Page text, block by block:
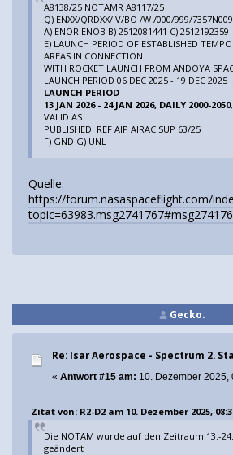
A8138/25 NOTAMR A8117/25
Q) ENXX/QRDXX/IV/BO /W /000/999/
A) ENOR ENOB B) 2512081441 C) 2512192359
E) LAUNCH PERIOD OF ESTABLISHED
AREAS IN CONNECTION
WITH ROCKET LAUNCH FROM ANDOYA
LAUNCH PERIOD 06 DEC 2025 - 19 DEC 2025
LAUNCH PERIOD
13 JAN 2026 - 24 JAN 2026, DAILY 2000-2050
VALID AS
PUBLISHED. REF AIP AIRAC SUP 63/25
F) GND G) UNL
Quelle:
https://forum.nasaspaceflight.com/
Gecko.
Re: Isar Aerospace - Spectrum 2.
« Antwort #15 am: 10. Dezember 2025,
Zitat von: R2-D2 am 10. Dezember 2025,
Die NOTAM wurde auf den Zeitraum 13.-
geändert